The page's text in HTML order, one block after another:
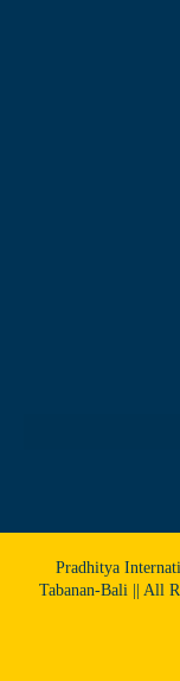
Pradhitya
Tabanan-Bali || All